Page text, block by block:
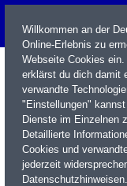
Name / WKN / ISIN / Kürzel
Willkommen an der
Online-Erlebnis zu
Webseite Cookies
erklärst du dich damit
verwandte
"Einstellungen"
Dienste im Einzelnen
Detaillierte
Cookies und
jederzeit
Datenschutzhinweisen.